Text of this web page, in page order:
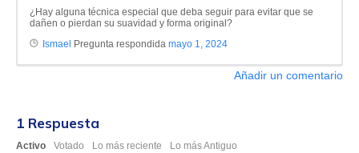
¿Hay alguna técnica especial que deba seguir para evitar que se
dañen o pierdan su suavidad y forma original?
Ismael
Pregunta respondida mayo 1, 2024
Añadir un comentario
1 Respuesta
Activo Votado Lo más reciente Lo más Antiguo